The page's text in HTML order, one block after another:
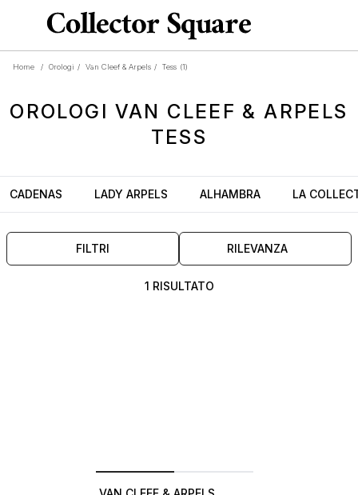
Home / Orologi / Van Cleef & Arpels / Tess (1)
OROLOGI VAN CLEEF & ARPELS
TESS
CADENAS LADY ARPELS ALHAMBRA LA
FILTRI RILEVANZA
1 RISULTATO